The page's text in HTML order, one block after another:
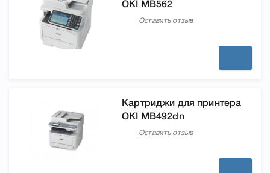
OKI MB562
Оставить отзыв
Картриджи для принтера
OKI MB492dn
Оставить отзыв